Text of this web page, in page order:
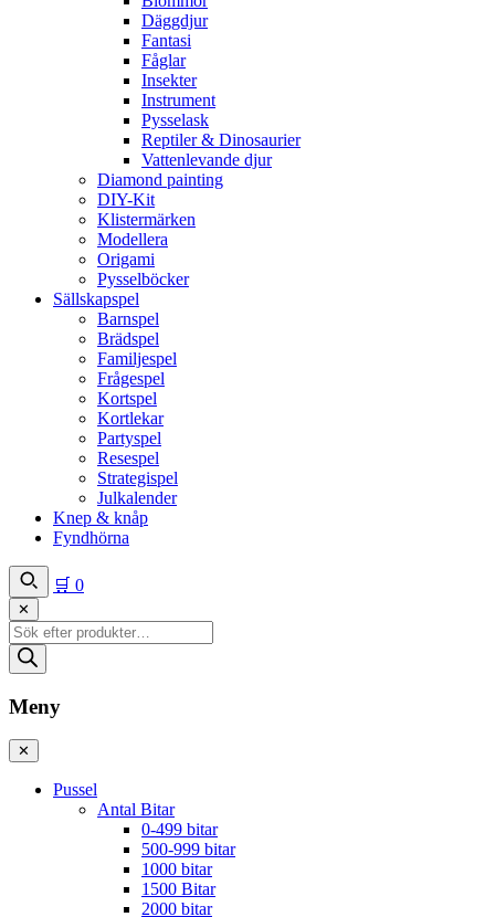
Däggdjur
Fantasi
Fåglar
Insekter
Instrument
Pysselask
Reptiler & Dinosaurier
Vattenlevande djur
Diamond painting
DIY-Kit
Klistermärken
Modellera
Origami
Pysselböcker
Sällskapspel
Barnspel
Brädspel
Familjespel
Frågespel
Kortspel
Kortlekar
Partyspel
Resespel
Strategispel
Julkalender
Knep & knåp
Fyndhörna
🛒 0
✕
Produktsökning
Meny
✕
Pussel
Antal Bitar
0-499 bitar
500-999 bitar
1000 bitar
1500 Bitar
2000 bitar